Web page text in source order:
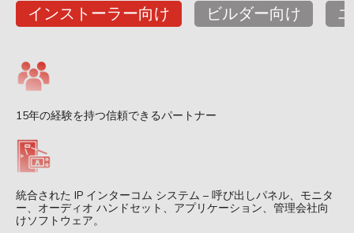
インストーラー向け ビルダー向け
15年の経験を持つ信頼できるパートナー
統合された IP インターコム システム – 呼び出しパネル、モニタ
ー、オーディオ ハンドセット、アプリケーション、管理会社向
けソフトウェア。